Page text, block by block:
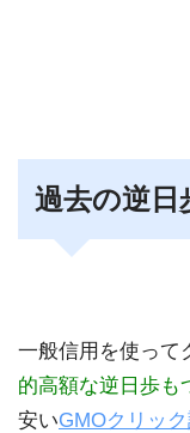
過去の逆日
一般信用を使って
的高額な逆日歩も
安いGMOクリッ